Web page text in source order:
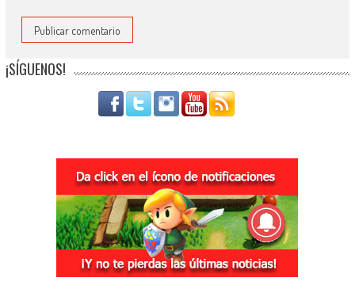
¡SÍGUENOS!